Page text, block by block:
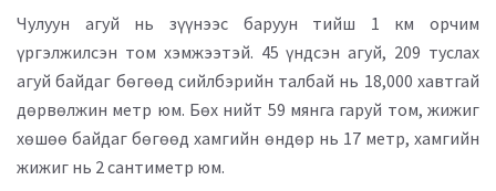
Чулуун агуй нь зүүнээс баруун тийш 1 км орчим
үргэлжилсэн том хэмжээтэй. 45 үндсэн агуй, 209 туслах
агуй байдаг бөгөөд сийлбэрийн талбай нь 18,000 хавтгай
дөрвөлжин метр юм. Бөх нийт 59 мянга гаруй том, жижиг
хөшөө байдаг бөгөөд хамгийн өндөр нь 17 метр, хамгийн
жижиг нь 2 сантиметр юм.